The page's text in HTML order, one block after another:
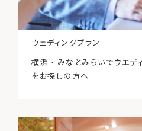
ウェディングプラン
横浜・みなとみらいでウエデ
をお探しの方へ